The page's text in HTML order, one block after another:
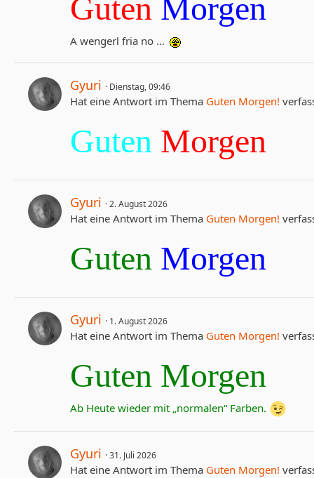
Guten Morgen
A wengerl fria no …
Gyuri Dienstag, 09:46
Hat eine Antwort im Thema Guten Morgen!
Guten Morgen
Gyuri 2. August 2026
Hat eine Antwort im Thema Guten Morgen!
Guten Morgen
Gyuri 1. August 2026
Hat eine Antwort im Thema Guten Morgen!
Guten Morgen
Ab Heute wieder mit „normalen“ Farben.
Gyuri 31. Juli 2026
Hat eine Antwort im Thema Guten Morgen!